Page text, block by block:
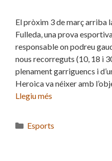
El pròxim 3 de març arriba
Fulleda, una prova
responsable on podreu
nous recorreguts (10, 18 i
plenament garriguencs i
Heroica va néixer amb
Llegiu més
Categories
Esports